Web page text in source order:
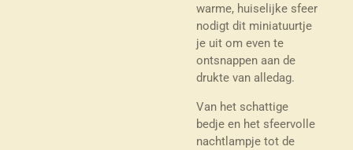
warme, huiselijke sfeer
nodigt dit miniatuurtje
je uit om even te
ontsnappen aan de
drukte van alledag.
Van het schattige
bedje en het sfeervolle
nachtlampje tot de